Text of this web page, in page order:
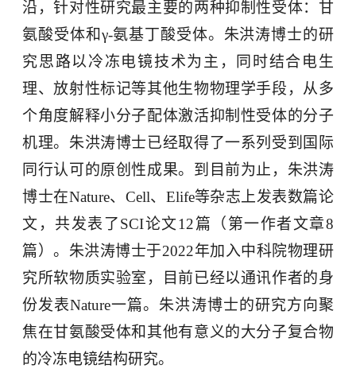
沿，针对性研究最主要的两种抑制性受体：甘
氨酸受体和γ-氨基丁酸受体。朱洪涛博士的研
究思路以冷冻电镜技术为主，同时结合电生
理、放射性标记等其他生物物理学手段，从多
个角度解释小分子配体激活抑制性受体的分子
机理。朱洪涛博士已经取得了一系列受到国际
同行认可的原创性成果。到目前为止，朱洪涛
博士在Nature、 Cell、 Elife等杂志上发表数篇论
文，共发表了SCI论文12篇（第一作者文章8
篇）。朱洪涛博士于2022年加入中科院物理研
究所软物质实验室，目前已经以通讯作者的身
份发表Nature一篇。朱洪涛博士的研究方向聚
焦在甘氨酸受体和其他有意义的大分子复合物
的冷冻电镜结构研究。